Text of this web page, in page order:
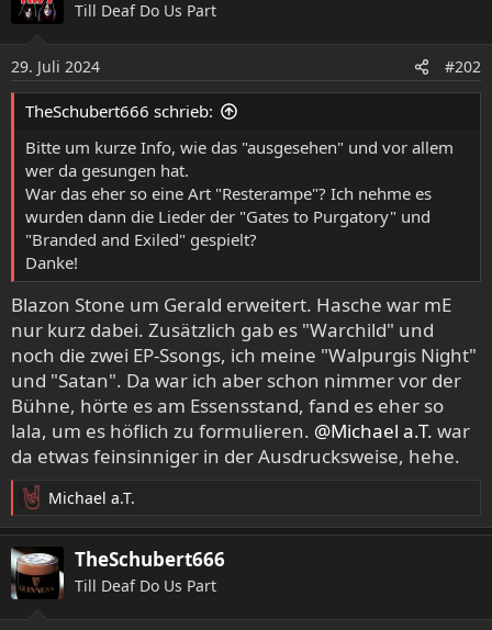
Till Deaf Do Us Part
29. Juli 2024 #202
TheSchubert666 schrieb:
Bitte um kurze Info, wie das "ausgesehen" und vor allem
wer da gesungen hat.
War das eher so eine Art "Resterampe"? Ich nehme es
wurden dann die Lieder der "Gates to Purgatory" und
"Branded and Exiled" gespielt?
Danke!
Blazon Stone um Gerald erweitert. Hasche war mE
nur kurz dabei. Zusätzlich gab es "Warchild" und
noch die zwei EP-Ssongs, ich meine "Walpurgis Night"
und "Satan". Da war ich aber schon nimmer vor der
Bühne, hörte es am Essensstand, fand es eher so
lala, um es höflich zu formulieren. @Michael a.T. war
da etwas feinsinniger in der Ausdrucksweise, hehe.
R
e
a
k
t
Michael a.T.
TheSchubert666
Till Deaf Do Us Part